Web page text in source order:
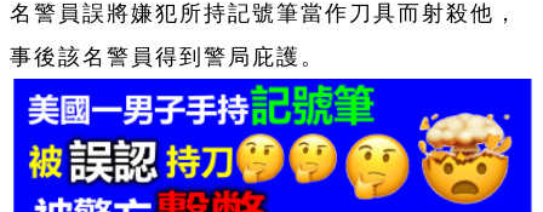
名警員誤將嫌犯所持記號筆當作刀具而射殺他，
事後該名警員得到警局庇護。